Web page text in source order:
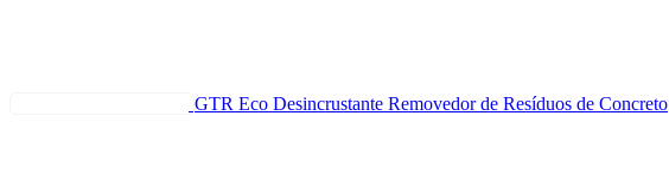
GTR Eco Desincrustante Removedor de Resíduos de Concreto